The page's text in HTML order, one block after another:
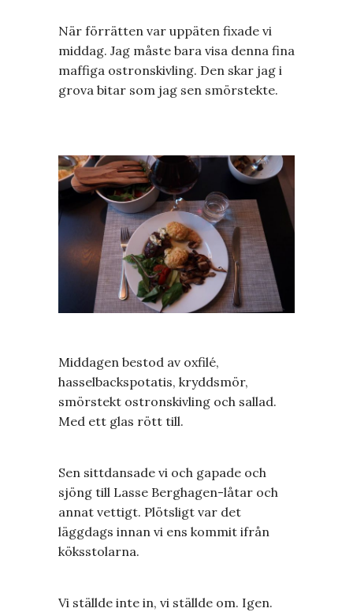
När förrätten var uppäten fixade vi
middag. Jag måste bara visa denna fina
maffiga ostronskivling. Den skar jag i
grova bitar som jag sen smörstekte.
Middagen bestod av oxfilé,
hasselbackspotatis, kryddsmör,
smörstekt ostronskivling och sallad.
Med ett glas rött till.
Sen sittdansade vi och gapade och
sjöng till Lasse Berghagen-låtar och
annat vettigt. Plötsligt var det
läggdags innan vi ens kommit ifrån
köksstolarna.
Vi ställde inte in, vi ställde om. Igen.